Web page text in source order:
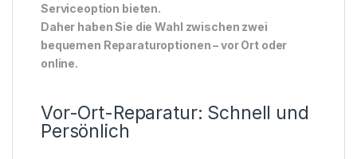
Serviceoption bieten.
Daher haben Sie die Wahl zwischen zwei
bequemen Reparaturoptionen – vor Ort oder
online.
Vor-Ort-Reparatur: Schnell und
Persönlich